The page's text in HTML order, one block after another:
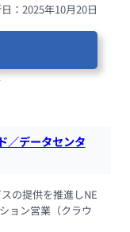
：2025年10月20日
／データセンタ
の提供を推進しNE
ョン営業（クラウ